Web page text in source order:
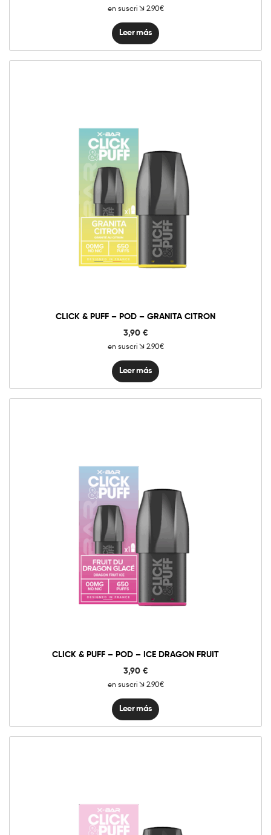
en suscri 2.90€
Leer más
CLICK & PUFF – POD – GRANITA CITRON
3,90 €
en suscri 2.90€
Leer más
CLICK & PUFF – POD – ICE DRAGON FRUIT
3,90 €
en suscri 2.90€
Leer más